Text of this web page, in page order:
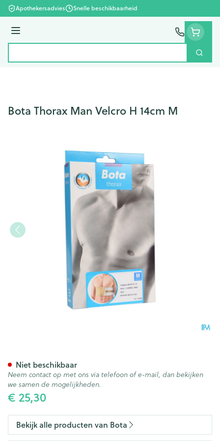
Ga naar de inhoud
Apothekersadvies Snelle beschikbaarheid
Menu
Zoek
Bota Thorax Man Velcro H 14cm M
€ 25,30
Niet beschikbaar
Neem contact op met ons via telefoon of e-mail, dan bekijken
we samen de mogelijkheden.
Bekijk alle producten van Bota